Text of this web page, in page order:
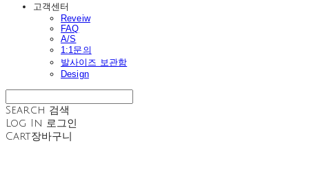
고객센터
Reveiw
FAQ
A/S
1:1문의
발사이즈 보관함
Design
Search 검색
Log In 로그인
Cart장바구니